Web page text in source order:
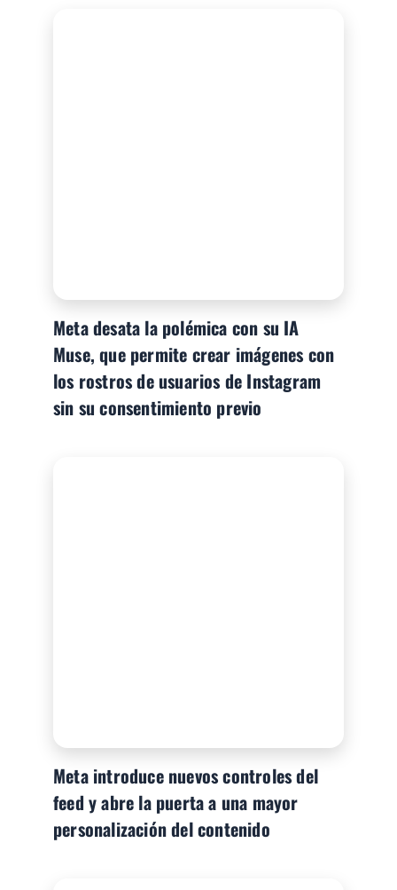
Meta desata la polémica con su IA
Muse, que permite crear imágenes con
los rostros de usuarios de Instagram
sin su consentimiento previo
Meta introduce nuevos controles del
feed y abre la puerta a una mayor
personalización del contenido